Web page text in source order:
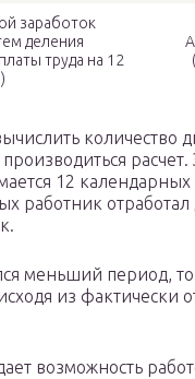
заработок
деления
труда на 12
количество
12 календарных
работник
меньший период, то
из фактически
возможность